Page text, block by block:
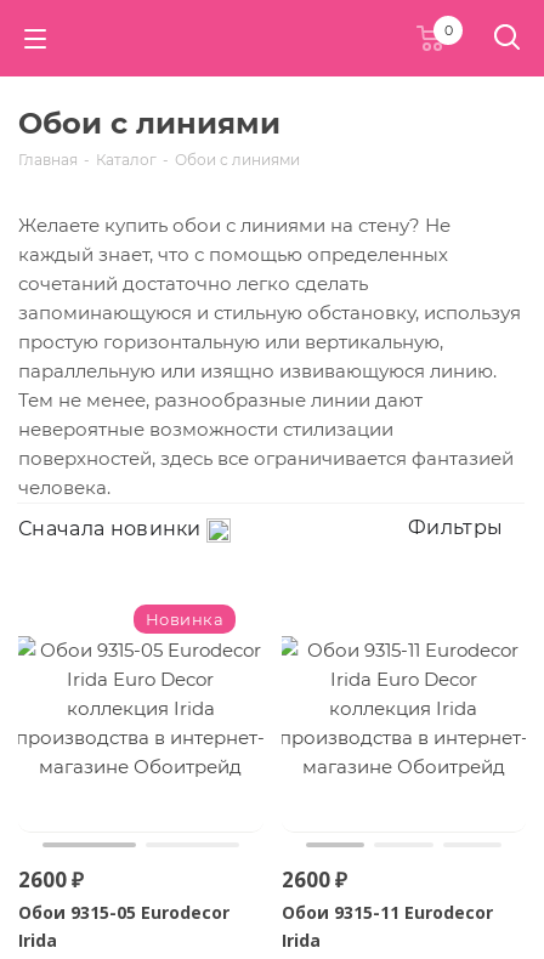
0
Обои с линиями
Главная - Каталог - Обои с линиями
Желаете купить обои с линиями на стену? Не
каждый знает, что с помощью определенных
сочетаний достаточно легко сделать
запоминающуюся и стильную обстановку, используя
простую горизонтальную или вертикальную,
параллельную или изящно извивающуюся линию.
Тем не менее, разнообразные линии дают
невероятные возможности стилизации
поверхностей, здесь все ограничивается фантазией
человека.
Сначала новинки
Фильтры
Новинка
2600 ₽
Обои 9315-05 Eurodecor
Irida
2600 ₽
Обои 9315-11 Eurodecor
Irida